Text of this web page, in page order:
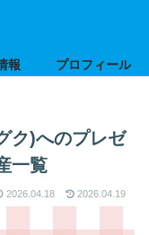
報 プロフィール
ク)へのプレゼ
一覧
2026.04.18 2026.04.19